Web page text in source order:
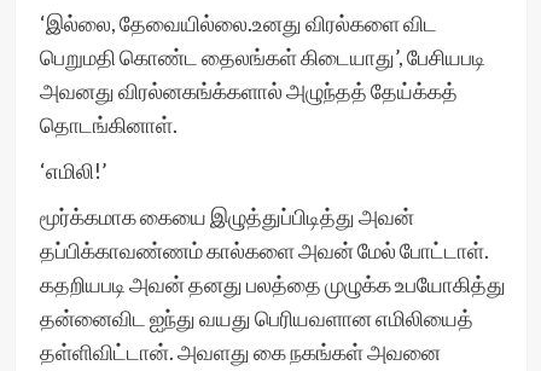
‘இல்லை, தேவையில்லை.உனது விரல்களை விட
பெறுமதி கொண்ட தைலங்கள் கிடையாது’, பேசியபடி
அவனது விரல்னகங்க்களால் அழுந்தத் தேய்க்கத்
தொடங்கினாள்.
‘எமிலி!’
மூர்க்கமாக கையை இழுத்துப்பிடித்து அவன்
தப்பிக்காவண்ணம் கால்களை அவன் மேல் போட்டாள்.
கதறியபடி அவன் தனது பலத்தை முழுக்க உபயோகித்து
தன்னைவிட ஐந்து வயது பெரியவளான எமிலியைத்
தள்ளிவிட்டான். அவளது கை நகங்கள் அவனை